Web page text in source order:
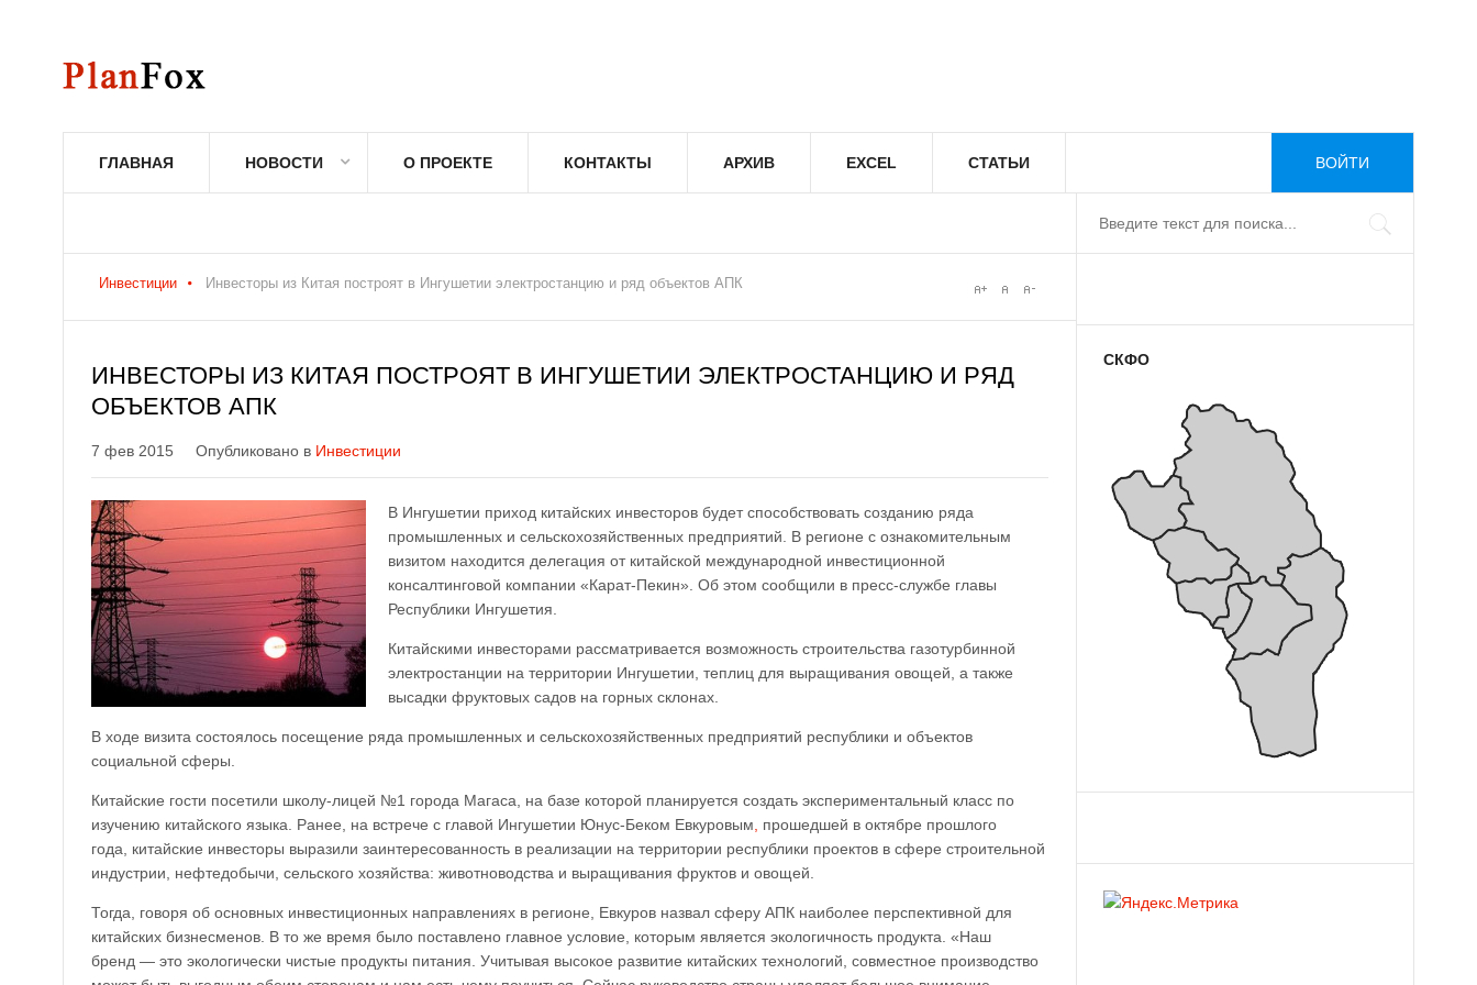
ГЛАВНАЯ НОВОСТИ О ПРОЕКТЕ КОНТАКТЫ АРХИВ EXCEL СТАТЬИ ВОЙТИ
Инвестиции Инвесторы из Китая построят в Ингушетии электростанцию и ряд объектов АПК
ИНВЕСТОРЫ ИЗ КИТАЯ ПОСТРОЯТ В ИНГУШЕТИИ ЭЛЕКТРОСТАНЦИЮ И РЯД
ОБЪЕКТОВ АПК
7 фев 2015 Опубликовано в Инвестиции
В Ингушетии приход китайских инвесторов будет способствовать созданию ряда
промышленных и сельскохозяйственных предприятий. В регионе с ознакомительным
визитом находится делегация от китайской международной инвестиционной
консалтинговой компании «Карат-Пекин». Об этом сообщили в пресс-службе главы
Республики Ингушетия.
Китайскими инвесторами рассматривается возможность строительства газотурбинной
электростанции на территории Ингушетии, теплиц для выращивания овощей, а также
высадки фруктовых садов на горных склонах.
В ходе визита состоялось посещение ряда промышленных и сельскохозяйственных предприятий республики и объектов
социальной сферы.
Китайские гости посетили школу-лицей №1 города Магаса, на базе которой планируется создать экспериментальный класс по
изучению китайского языка. Ранее, на встрече с главой Ингушетии Юнус-Беком Евкуровым
прошедшей в октябре прошлого
года, китайские инвесторы выразили заинтересованность в реализации на территории республики проектов в сфере строительной
индустрии, нефтедобычи, сельского хозяйства: животноводства и выращивания фруктов и овощей.
Тогда, говоря об основных инвестиционных направлениях в регионе, Евкуров назвал сферу АПК наиболее перспективной для
китайских бизнесменов. В то же время было поставлено главное условие, которым является экологичность продукта. «Наш
бренд — это экологически чистые продукты питания. Учитывая высокое развитие китайских технологий, совместное производство
СКФО